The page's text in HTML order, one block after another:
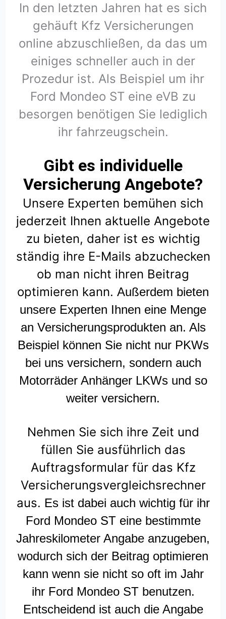
In den letzten Jahren hat es sich
gehäuft Kfz Versicherungen
online abzuschließen, da das um
einiges schneller auch in der
Prozedur ist. Als Beispiel um ihr
Ford Mondeo ST eine eVB zu
besorgen benötigen Sie lediglich
ihr fahrzeugschein.
Gibt es individuelle
Versicherung Angebote?
Unsere Experten bemühen sich
jederzeit Ihnen aktuelle Angebote
zu bieten, daher ist es wichtig
ständig ihre E-Mails abzuchecken
ob man nicht ihren Beitrag
optimieren kann. Außerdem bieten
unsere Experten Ihnen eine Menge
an Versicherungsprodukten an. Als
Beispiel können Sie nicht nur PKWs
bei uns versichern, sondern auch
Motorräder Anhänger LKWs und so
weiter versichern.
Nehmen Sie sich ihre Zeit und
füllen Sie ausführlich das
Auftragsformular für das Kfz
Versicherungsvergleichsrechner
aus. Es ist dabei auch wichtig für ihr
Ford Mondeo ST eine bestimmte
Jahreskilometer Angabe anzugeben,
wodurch sich der Beitrag optimieren
kann wenn sie nicht so oft im Jahr
ihr Ford Mondeo ST benutzen.
Entscheidend ist auch die Angabe